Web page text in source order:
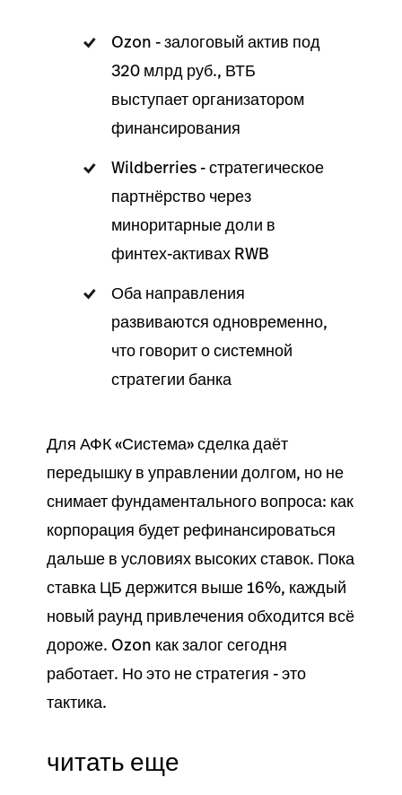
Ozon - залоговый актив под
320 млрд руб., ВТБ
выступает организатором
финансирования
Wildberries - стратегическое
партнёрство через
миноритарные доли в
финтех-активах RWB
Оба направления
развиваются одновременно,
что говорит о системной
стратегии банка
Для АФК «Система» сделка даёт
передышку в управлении долгом, но не
снимает фундаментального вопроса: как
корпорация будет рефинансироваться
дальше в условиях высоких ставок. Пока
ставка ЦБ держится выше 16%, каждый
новый раунд привлечения обходится всё
дороже. Ozon как залог сегодня
работает. Но это не стратегия - это
тактика.
читать еще